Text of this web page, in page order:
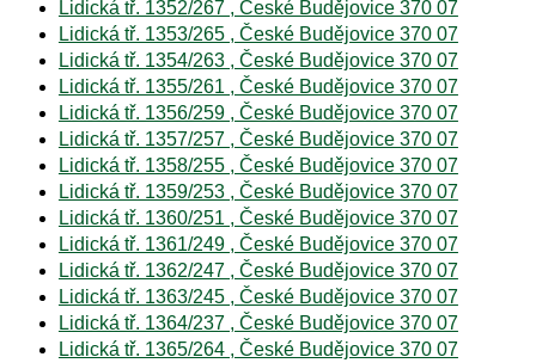
Lidická tř. 1352/267 , České Budějovice 370 07
Lidická tř. 1353/265 , České Budějovice 370 07
Lidická tř. 1354/263 , České Budějovice 370 07
Lidická tř. 1355/261 , České Budějovice 370 07
Lidická tř. 1356/259 , České Budějovice 370 07
Lidická tř. 1357/257 , České Budějovice 370 07
Lidická tř. 1358/255 , České Budějovice 370 07
Lidická tř. 1359/253 , České Budějovice 370 07
Lidická tř. 1360/251 , České Budějovice 370 07
Lidická tř. 1361/249 , České Budějovice 370 07
Lidická tř. 1362/247 , České Budějovice 370 07
Lidická tř. 1363/245 , České Budějovice 370 07
Lidická tř. 1364/237 , České Budějovice 370 07
Lidická tř. 1365/264 , České Budějovice 370 07